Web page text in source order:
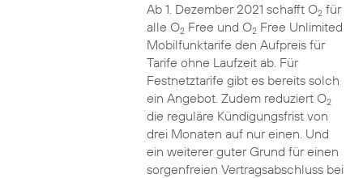
Ab 1. Dezember 2021 schafft O2für
alle O2Free und O2Free Unlimited
Mobilfunktarife den Aufpreis für
Tarife ohne Laufzeit ab. Für
Festnetztarife gibt es bereits solch
ein Angebot. Zudem reduziert O2
die reguläre Kündigungsfrist von
drei Monaten auf nur einen. Und
ein weiterer guter Grund für einen
sorgenfreien Vertragsabschluss bei